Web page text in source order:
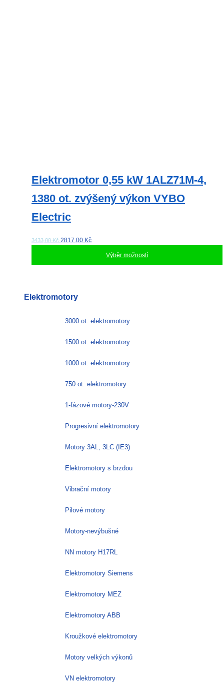
Elektromotor 0,55 kW 1ALZ71M-4,
1380 ot. zvýšený výkon VYBO
Electric
3433,00 Kč2817.00 Kč
Výběr možností
více
Elektromotory
3000 ot. elektromotory
1500 ot. elektromotory
1000 ot. elektromotory
750 ot. elektromotory
1-fázové motory-230V
Progresivní elektromotory
Motory 3AL, 3LC (IE3)
Elektromotory s brzdou
Vibrační motory
Pilové motory
Motory-nevýbušné
NN motory H17RL
Elektromotory Siemens
Elektromotory MEZ
Elektromotory ABB
Kroužkové elektromotory
Motory velkých výkonů
VN elektromotory